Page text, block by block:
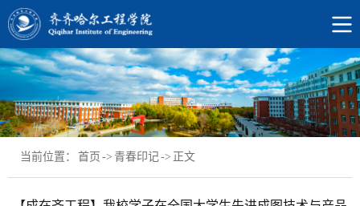
当前位置： 首页 -> 青春印记-> 正文